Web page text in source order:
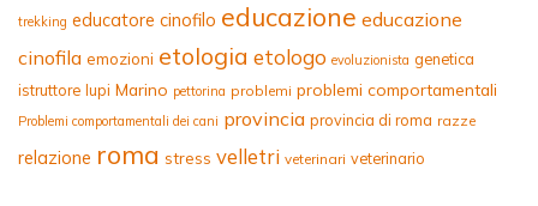
trekking educatore cinofilo educazione educazione
cinofila emozioni etologia etologo evoluzionista genetica
istruttore lupi Marino pettorina problemi problemi comportamentali
Problemi comportamentali dei cani provincia provincia di roma razze
relazione roma stress velletri veterinari veterinario